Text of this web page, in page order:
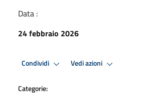
Data :
24 febbraio 2026
Condividi Vedi azioni
Categorie: